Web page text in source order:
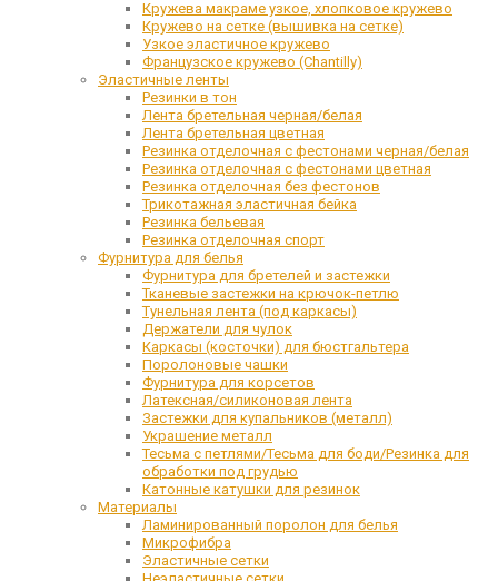
Кружева макраме узкое, хлопковое кружево
Кружево на сетке (вышивка на сетке)
Узкое эластичное кружево
Французское кружево (Chantilly)
Эластичные ленты
Резинки в тон
Лента бретельная черная/белая
Лента бретельная цветная
Резинка отделочная с фестонами черная/белая
Резинка отделочная с фестонами цветная
Резинка отделочная без фестонов
Трикотажная эластичная бейка
Резинка бельевая
Резинка отделочная спорт
Фурнитура для белья
Фурнитура для бретелей и застежки
Тканевые застежки на крючок-петлю
Тунельная лента (под каркасы)
Держатели для чулок
Каркасы (косточки) для бюстгальтера
Поролоновые чашки
Фурнитура для корсетов
Латексная/силиконовая лента
Застежки для купальников (металл)
Украшение металл
Тесьма с петлями/Тесьма для боди/Резинка для
обработки под грудью
Катонные катушки для резинок
Материалы
Ламинированный поролон для белья
Микрофибра
Эластичные сетки